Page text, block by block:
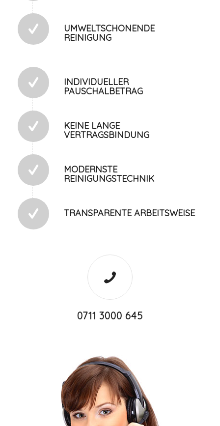
UMWELTSCHONENDE
REINIGUNG
INDIVIDUELLER
PAUSCHALBETRAG
KEINE LANGE
VERTRAGSBINDUNG
MODERNSTE
REINIGUNGSTECHNIK
TRANSPARENTE ARBEITSWEISE
0711 3000 645